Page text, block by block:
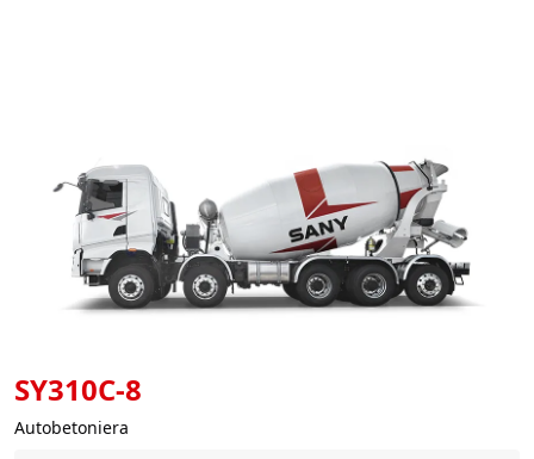
SY310C-8
Autobetoniera